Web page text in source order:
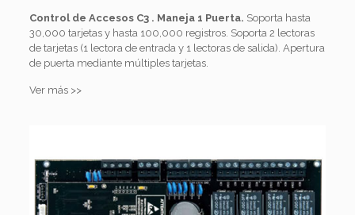
Control de Accesos C3 . Maneja 1 Puerta. Soporta hasta
30,000 tarjetas y hasta 100,000 registros. Soporta 2 lectoras
de tarjetas (1 lectora de entrada y 1 lectoras de salida). Apertura
de puerta mediante múltiples tarjetas.
Ver más >>